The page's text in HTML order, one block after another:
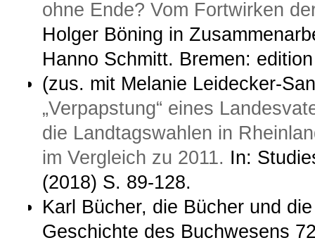
ohne Ende? Vom Fortwirken
Holger Böning in
Hanno Schmitt. Bremen:
(zus. mit Melanie Leidecker-
„Verpapstung“ eines
die Landtagswahlen in
im Vergleich zu 2011. In:
(2018) S. 89-128.
Karl Bücher, die Bücher und
Geschichte des Buchwesens